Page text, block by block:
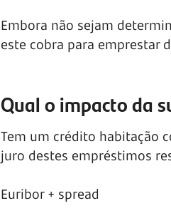
Embora não sejam
este cobra para emprestar
Qual o impacto da
Tem um crédito habitação
juro destes empréstimos
Euribor + spread